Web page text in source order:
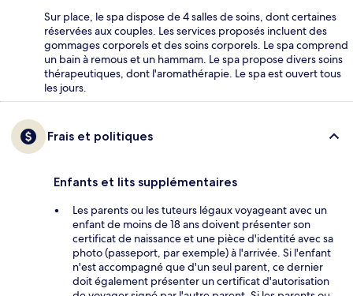
Sur place, le spa dispose de 4 salles de soins, dont certaines
réservées aux couples. Les services proposés incluent des
gommages corporels et des soins corporels. Le spa comprend
un bain à remous et un hammam. Le spa propose divers soins
thérapeutiques, dont l'aromathérapie. Le spa est ouvert tous
les jours.
Frais et politiques
Enfants et lits supplémentaires
Les parents ou les tuteurs légaux voyageant avec un
enfant de moins de 18 ans doivent présenter son
certificat de naissance et une pièce d'identité avec sa
photo (passeport, par exemple) à l'arrivée. Si l'enfant
n'est accompagné que d'un seul parent, ce dernier
doit également présenter un certificat d'autorisation